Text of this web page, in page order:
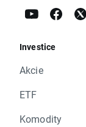
Investice
Akcie
ETF
Komodity